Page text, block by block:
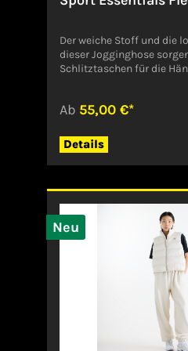
Der weiche Stoff und die
dieser Jogginghose
Schlitztaschen für die Hände
Balance Germany
ce.com
Ab 55,00 €*
Details
Neu